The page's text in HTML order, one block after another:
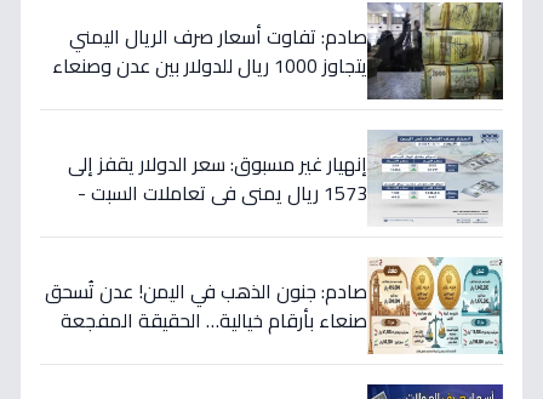
صادم: تفاوت أسعار صرف الريال اليمني
يتجاوز 1000 ريال للدولار بين عدن وصنعاء
إنهيار غير مسبوق: سعر الدولار يقفز إلى
1573 ريال يمني في تعاملات السبت -
صادم: جنون الذهب في اليمن! عدن تُسحق
صنعاء بأرقام خيالية… الحقيقة المفجعة